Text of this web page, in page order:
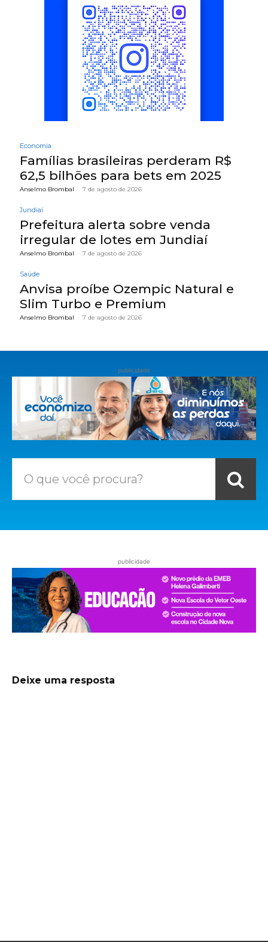
Economia
Famílias brasileiras perderam R$
62,5 bilhões para bets em 2025
Anselmo Brombal - 7 de agosto de 2026
Jundiaí
Prefeitura alerta sobre venda
irregular de lotes em Jundiaí
Anselmo Brombal - 7 de agosto de 2026
Saúde
Anvisa proíbe Ozempic Natural e
Slim Turbo e Premium
Anselmo Brombal - 7 de agosto de 2026
publicidade
O que você procura?
publicidade
Deixe uma resposta